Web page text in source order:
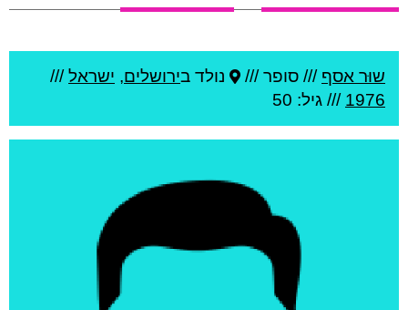
שוּר אסף /// סופר /// נולד בירושלים, ישראל///
1976 /// גיל: 50